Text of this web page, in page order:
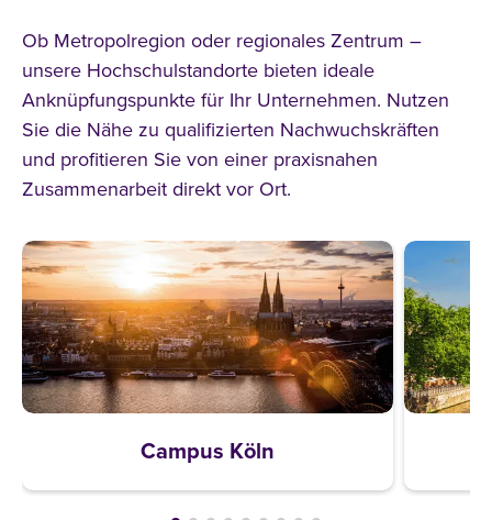
Ob Metropolregion oder regionales Zentrum –
unsere Hochschulstandorte bieten ideale
Anknüpfungspunkte für Ihr Unternehmen. Nutzen
Sie die Nähe zu qualifizierten Nachwuchskräften
und profitieren Sie von einer praxisnahen
Zusammenarbeit direkt vor Ort.
Campus Köln